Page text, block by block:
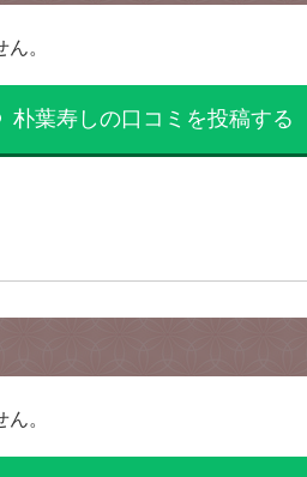
。
朴葉寿しの口コミを投稿する
。